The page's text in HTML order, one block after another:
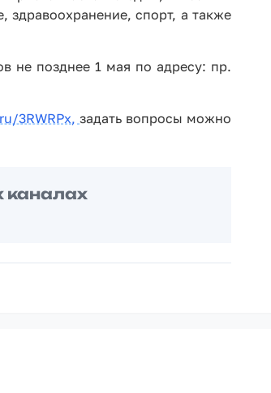
здравоохранение, спорт, а также
не позднее 1 мая по адресу: пр.
3RWRPx,задать вопросы можно
каналах